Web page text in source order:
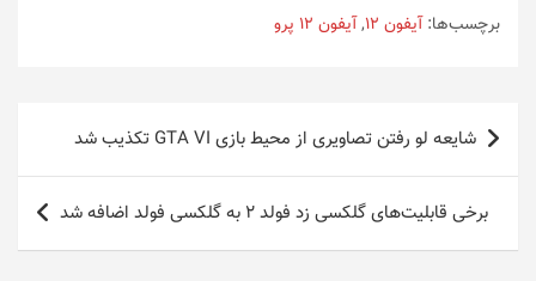
برچسب‌ها: آیفون 12 ,آیفون 12 پرو
راهبری
نوشته
شایعه‌ لو رفتن تصاویری از محیط بازی GTA VI تکذیب شد
برخی قابلیت‌های گلکسی زد فولد 2 به گلکسی فولد اضافه شد